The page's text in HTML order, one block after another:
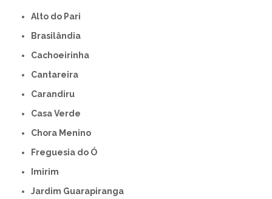
Alto do Pari
Brasilândia
Cachoeirinha
Cantareira
Carandiru
Casa Verde
Chora Menino
Freguesia do Ó
Imirim
Jardim Guarapiranga